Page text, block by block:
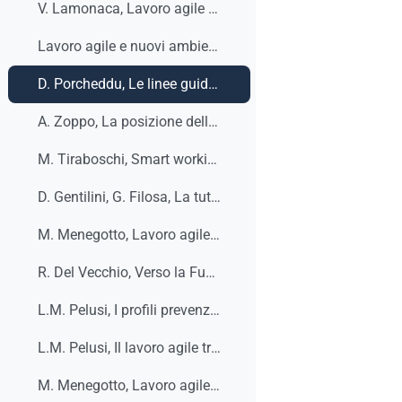
V. Lamonaca, Lavoro agile e amministrazione penitenziaria tra emergenza pandemica ed emergenza carceraria, WP ADAPT, n. 7/2021
Lavoro agile e nuovi ambienti di lavoro: una guida operativa per imprese e rappresentanti dei lavoratori, ADAPT, UNIMORE, 2021
D. Porcheddu, Le linee guida per il lavoro agile nella Pubblica Amministrazione, bollettino ADAPT 21 dicembre 2020, n. 47
A. Zoppo, La posizione delle parti sociali e della rappresentanza di fronte allo snaturamento del lavoro agile, bollettino ADAPT 5 ottobre 2020, n. 36
M. Tiraboschi, Smart working: la prospettiva giuslavoristica non basta, Bollettino ADAPT 21 settembre 2020, n. 34
D. Gentilini, G. Filosa, La tutela della salute e sicurezza sul lavoro nello smart working, inquadramento giuridico e sfide formative, WP Adapt University Press, 2020, n. 20
M. Menegotto, Lavoro agile e contrattazione aziendale. Un’analisi qualitativa per progettare la ripartenza, WP ADAPT n. 17/2020
R. Del Vecchio, Verso la Funzione Pubblica immateriale. Il lavoro agile nell’amministrazione pubblica: dall’emergenza all’organizzazione del futuro, WP ADAPT n. 7/2020
L.M. Pelusi, I profili prevenzionistici e assicurativi del lavoro agile emergenti dalla circolare INAIL n. 48/2017, bollettino ADAPT, 18 dicembre 2017
L.M. Pelusi, Il lavoro agile tra l’esaustività dell’informativa di salute e sicurezza e l’applicabilità del D.lgs. n. 81/2008, in WP CSDLE – Collective Volumes – 6/2017
M. Menegotto, Lavoro agile e comunicazioni obbligatorie, Bollettino ADAPT, 27 novembre 2017